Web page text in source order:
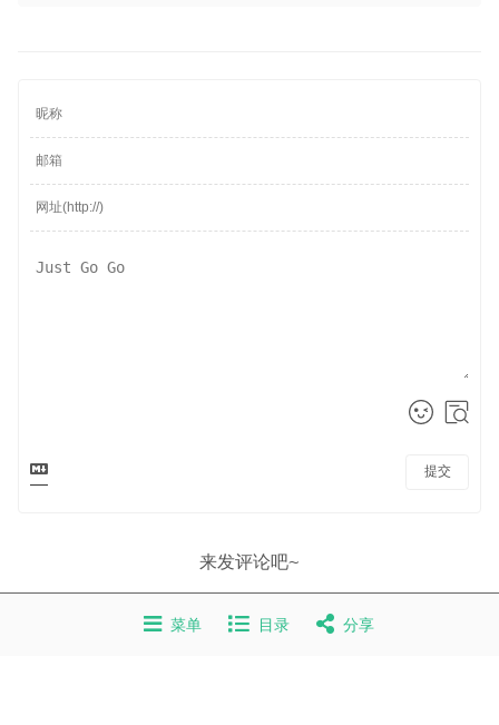
提交
来发评论吧~
Powered By
菜单 目录 分享